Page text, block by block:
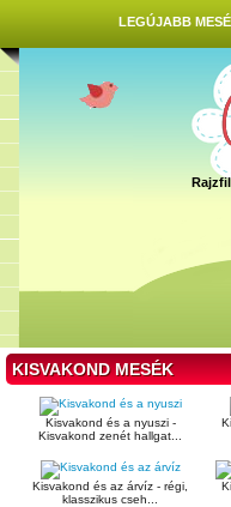
LEGÚJABB
KISVAKOND MESÉK
Kisvakond és a nyuszi -
Kisvakond zenét hallgat...
Kisvakond és az árvíz - régi,
klasszikus cseh...